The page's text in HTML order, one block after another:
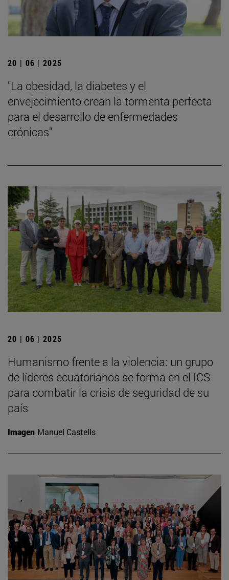
20 | 06 | 2025
"La obesidad, la diabetes y el
envejecimiento crean la tormenta perfecta
para el desarrollo de enfermedades
crónicas"
20 | 06 | 2025
Humanismo frente a la violencia: un grupo
de líderes ecuatorianos se forma en el ICS
para combatir la crisis de seguridad de su
país
Imagen Manuel Castells